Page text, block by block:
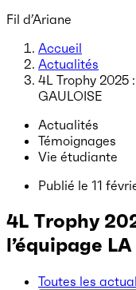
Fil d’Ariane
Accueil
Actualités
4L Trophy 2025
GAULOISE
Actualités
Témoignages
Vie étudiante
Publié le 11
4L Trophy
l’équipage
Toutes les